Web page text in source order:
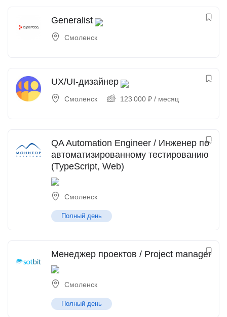
Generalist
Смоленск
UX/UI-дизайнер
Смоленск 123 000 ₽ / месяц
QA Automation Engineer / Инженер по
автоматизированному тестированию
(TypeScript, Web)
Смоленск
Полный день
Менеджер проектов / Project manager
Смоленск
Полный день